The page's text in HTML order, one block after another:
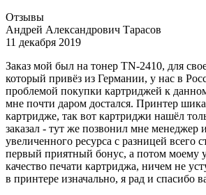
Отзывы
Андрей Александрович Тарасов
11 декабря 2019
Заказ мой был на тонер TN-2410, для
который привёз из Германии, у нас в
проблемой покупки картриджей к
мне почти даром достался. Принтер
картридже, так вот картриджи нашёл
заказал - тут же позвонил мне менеджер
увеличенного ресурса с разницей всего
первый приятный бонус, а потом моему
качество печати картриджа, ничем не
в принтере изначально, я рад и спасибо